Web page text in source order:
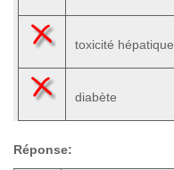
toxicité hépatique
diabète
Réponse: